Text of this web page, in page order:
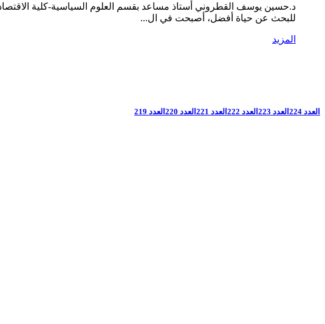
د.حسين يوسف القطروني أستاذ مساعد بقسم العلوم السياسية-كلية الاقتصاد -
للبحث عن حياة أفضل، أصبحت في ال...
المزيد
العدد 224 العدد 223 العدد 222 العدد 221 العدد 220 العدد 219